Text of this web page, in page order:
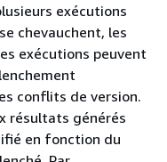
exécutions
chevauchent, les
exécutions peuvent
conflits de version.
résultats générés
en fonction du